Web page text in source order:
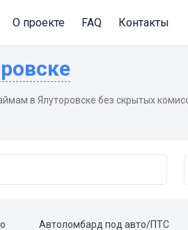
О проекте FAQ Контакты
в Ялуторовске без скрытых
Автоломбард под авто/ПТС